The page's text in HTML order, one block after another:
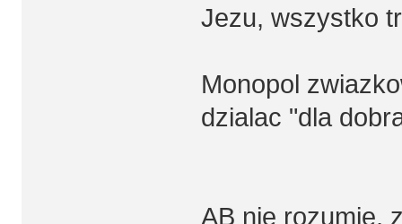
Jezu, wszystko
Monopol
dzialac "dla
AB nie rozumie,